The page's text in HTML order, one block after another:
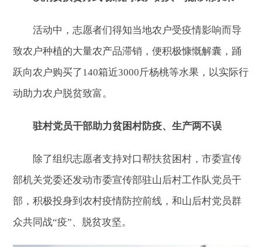
活动中，志愿者们得知当地农户受疫情影响而导
致农户种植的大量农产品滞销，便积极慷慨解囊，踊
跃向农户购买了140箱近3000斤杨桃等水果，以实际行
动助力农户脱贫致富。
驻村党员干部助力贫困村防疫、生产两不误
除了组织志愿者支持对口帮扶贫困村，市委宣传
部机关党委还发动市委宣传部驻山后村工作队党员干
部，积极投身到农村疫情防控前线，和山后村党员群
众共同战“疫”、脱贫攻坚。